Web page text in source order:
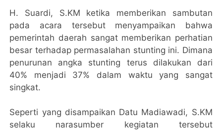
H. Suardi, S.KM ketika memberikan sambutan
pada acara tersebut menyampaikan bahwa
pemerintah daerah sangat memberikan perhatian
besar terhadap permasalahan stunting ini. Dimana
penurunan angka stunting terus dilakukan dari
40% menjadi 37% dalam waktu yang sangat
singkat.
Seperti yang disampaikan Datu Madiawadi, S.KM
selaku narasumber kegiatan tersebut